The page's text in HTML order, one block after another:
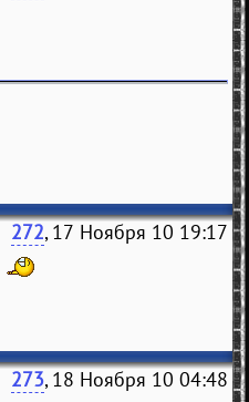
272, 17 Ноября 10 19:17
273, 18 Ноября 10 04:48